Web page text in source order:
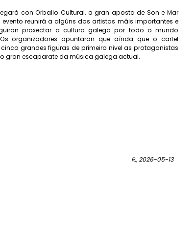
con Orballo Cultural, a gran aposta de Son e Mar
reunirá a algúns dos artistas máis importantes e
proxectar a cultura galega por todo o mundo
organizadores apuntaron que aínda que o cartel
grandes figuras de primeiro nivel as protagonistas
gran escaparate da música galega actual.
R., 2026-05-13